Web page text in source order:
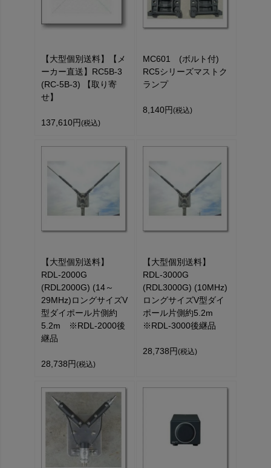
【大型個別送料】【メ
ーカー直送】RC5B-3
(RC-5B-3) 【取り寄
せ】
137,610円 (税込)
MC601 (ボルト付)
RC5シリーズマストク
ランプ
8,140円 (税込)
【大型個別送料】
RDL-2000G
(RDL2000G) (14～
29MHz)ロングサイズV
型ダイポール片側約
5.2m ※RDL-2000後
継品
28,738円 (税込)
【大型個別送料】
RDL-3000G
(RDL3000G) (10MHz)
ロングサイズV型ダイ
ポール片側約5.2m
※RDL-3000後継品
28,738円 (税込)